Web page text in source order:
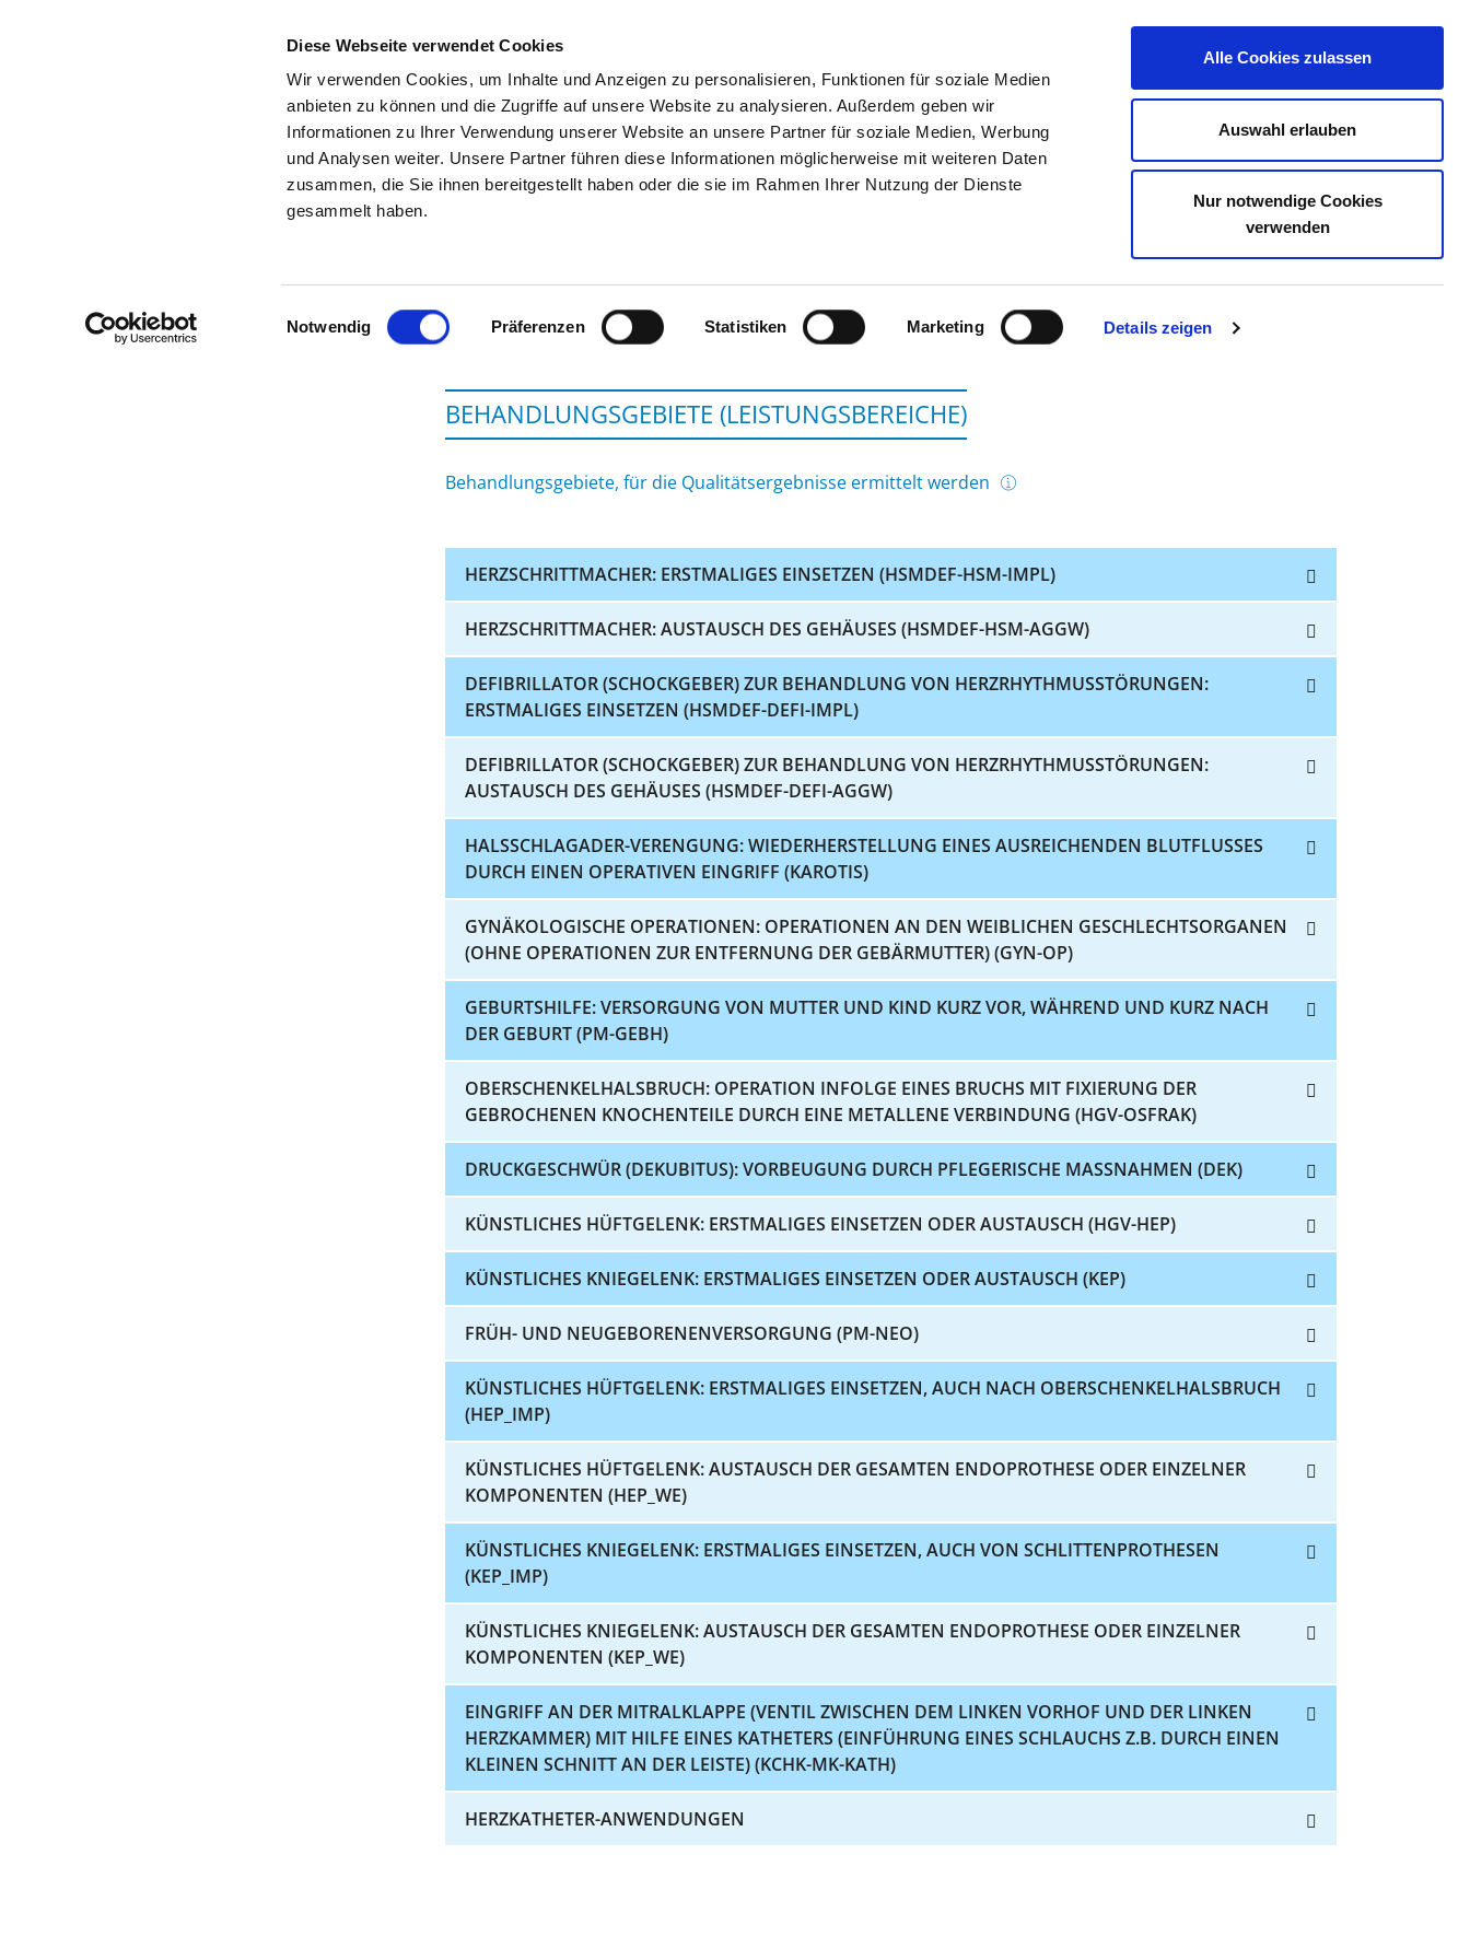
Diese Webseite verwendet Cookies
Wir verwenden Cookies, um Inhalte und Anzeigen zu personalisieren, Funktionen für soziale Medien
anbieten zu können und die Zugriffe auf unsere Website zu analysieren. Außerdem geben wir
Informationen zu Ihrer Verwendung unserer Website an unsere Partner für soziale Medien, Werbung
und Analysen weiter. Unsere Partner führen diese Informationen möglicherweise mit weiteren Daten
zusammen, die Sie ihnen bereitgestellt haben oder die sie im Rahmen Ihrer Nutzung der Dienste
gesammelt haben.
Einwilligungsauswahl
Notwendig Präferenzen Statistiken Marketing Details zeigen
Alle Cookies zulassen
Auswahl erlauben
Nur notwendige Cookies
verwenden
SUCHEN TIPPS & HILFE DAS DKV STELLENBÖRSE KONTAKT IHRE MEINUNG
Zur Krankenhaus-Startseite
KLINIKVERBUND ALLGÄU GGMBH - KLINIK IMMENSTADT
BEHANDLUNGSGEBIETE (LEISTUNGSBEREICHE)
Behandlungsgebiete, für die Qualitätsergebnisse ermittelt werden
HERZSCHRITTMACHER: ERSTMALIGES EINSETZEN (HSMDEF-HSM-IMPL)
HERZSCHRITTMACHER: AUSTAUSCH DES GEHÄUSES (HSMDEF-HSM-AGGW)
DEFIBRILLATOR (SCHOCKGEBER) ZUR BEHANDLUNG VON HERZRHYTHMUSSTÖRUNGEN:
ERSTMALIGES EINSETZEN (HSMDEF-DEFI-IMPL)
DEFIBRILLATOR (SCHOCKGEBER) ZUR BEHANDLUNG VON HERZRHYTHMUSSTÖRUNGEN:
AUSTAUSCH DES GEHÄUSES (HSMDEF-DEFI-AGGW)
HALSSCHLAGADER-VERENGUNG: WIEDERHERSTELLUNG EINES AUSREICHENDEN BLUTFLUSSES
DURCH EINEN OPERATIVEN EINGRIFF (KAROTIS)
GYNÄKOLOGISCHE OPERATIONEN: OPERATIONEN AN DEN WEIBLICHEN GESCHLECHTSORGANEN
(OHNE OPERATIONEN ZUR ENTFERNUNG DER GEBÄRMUTTER) (GYN-OP)
GEBURTSHILFE: VERSORGUNG VON MUTTER UND KIND KURZ VOR, WÄHREND UND KURZ NACH
DER GEBURT (PM-GEBH)
OBERSCHENKELHALSBRUCH: OPERATION INFOLGE EINES BRUCHS MIT FIXIERUNG DER
GEBROCHENEN KNOCHENTEILE DURCH EINE METALLENE VERBINDUNG (HGV-OSFRAK)
DRUCKGESCHWÜR (DEKUBITUS): VORBEUGUNG DURCH PFLEGERISCHE MASSNAHMEN (DEK)
KÜNSTLICHES HÜFTGELENK: ERSTMALIGES EINSETZEN ODER AUSTAUSCH (HGV-HEP)
KÜNSTLICHES KNIEGELENK: ERSTMALIGES EINSETZEN ODER AUSTAUSCH (KEP)
FRÜH- UND NEUGEBORENENVERSORGUNG (PM-NEO)
KÜNSTLICHES HÜFTGELENK: ERSTMALIGES EINSETZEN, AUCH NACH OBERSCHENKELHALSBRUCH
(HEP_IMP)
KÜNSTLICHES HÜFTGELENK: AUSTAUSCH DER GESAMTEN ENDOPROTHESE ODER EINZELNER
KOMPONENTEN (HEP_WE)
KÜNSTLICHES KNIEGELENK: ERSTMALIGES EINSETZEN, AUCH VON SCHLITTENPROTHESEN
(KEP_IMP)
KÜNSTLICHES KNIEGELENK: AUSTAUSCH DER GESAMTEN ENDOPROTHESE ODER EINZELNER
KOMPONENTEN (KEP_WE)
EINGRIFF AN DER MITRALKLAPPE (VENTIL ZWISCHEN DEM LINKEN VORHOF UND DER LINKEN
HERZKAMMER) MIT HILFE EINES KATHETERS (EINFÜHRUNG EINES SCHLAUCHS Z.B. DURCH EINEN
KLEINEN SCHNITT AN DER LEISTE) (KCHK-MK-KATH)
HERZKATHETER-ANWENDUNGEN